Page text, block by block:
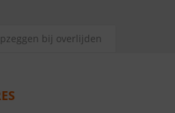
bij overlijden